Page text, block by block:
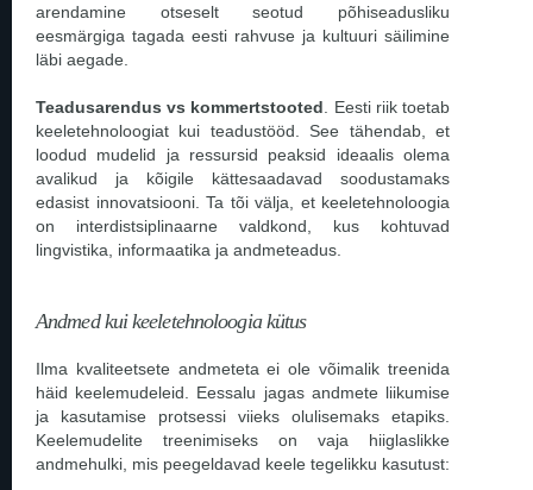
arendamine otseselt seotud põhiseadusliku
eesmärgiga tagada eesti rahvuse ja kultuuri säilimine
läbi aegade.
Teadusarendus vs kommertstooted . Eesti riik toetab
keeletehnoloogiat kui teadustööd. See tähendab, et
loodud mudelid ja ressursid peaksid ideaalis olema
avalikud ja kõigile kättesaadavad soodustamaks
edasist innovatsiooni. Ta tõi välja, et keeletehnoloogia
on interdistsiplinaarne valdkond, kus kohtuvad
lingvistika, informaatika ja andmeteadus.
Andmed kui keeletehnoloogia kütus
Ilma kvaliteetsete andmeteta ei ole võimalik treenida
häid keelemudeleid. Eessalu jagas andmete liikumise
ja kasutamise protsessi viieks olulisemaks etapiks.
Keelemudelite treenimiseks on vaja hiiglaslikke
andmehulki, mis peegeldavad keele tegelikku kasutust: